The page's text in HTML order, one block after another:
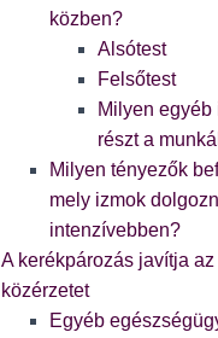
közben?
Alsótest
Felsőtest
Milyen
részt a
Milyen tényezők
mely izmok
intenzívebben?
A kerékpározás javítja
közérzetet
Egyéb